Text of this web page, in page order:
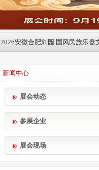
2026安徽合肥刘园.国风民族乐器
新闻中心
展会动态
参展企业
展会现场